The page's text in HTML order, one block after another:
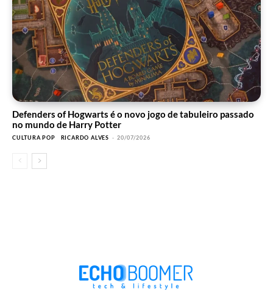
Defenders of Hogwarts é o novo jogo de tabuleiro passado
no mundo de Harry Potter
CULTURA POP RICARDO ALVES - 20/07/2026